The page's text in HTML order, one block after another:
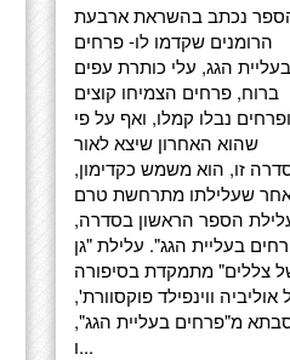
נכתב בהשראת ארבעת
הרומנים שקדמו לו- פרחים
בעליית הגג, עלי כותרת עפים
ברוח, פרחים הצמיחו קוצים
ופרחים נבלו קמלו, ואף על פי
שהוא האחרון שיצא לאור
זו, הוא משמש כקדימון,
שעלילתו מתרחשת טרם
הספר הראשון בסדרה,
בעליית הגג". עלילת "גן
צללים" מתמקדת בסיפורה
אוליביה ווינפילד פוקסוורת',
מ"פרחים בעליית הגג",
ו...